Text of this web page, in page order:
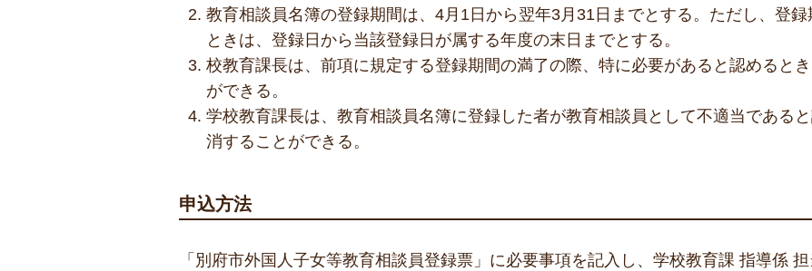
教育相談員名簿の登録期間は、4月1日から翌年3月31日までとする。ただし、登
ときは、登録日から当該登録日が属する年度の末日までとする。
校教育課長は、前項に規定する登録期間の満了の際、特に必要があると認めると
ができる。
学校教育課長は、教育相談員名簿に登録した者が教育相談員として不適当である
消することができる。
申込方法
「別府市外国人子女等教育相談員登録票」に必要事項を記入し、学校教育課 指導係 担